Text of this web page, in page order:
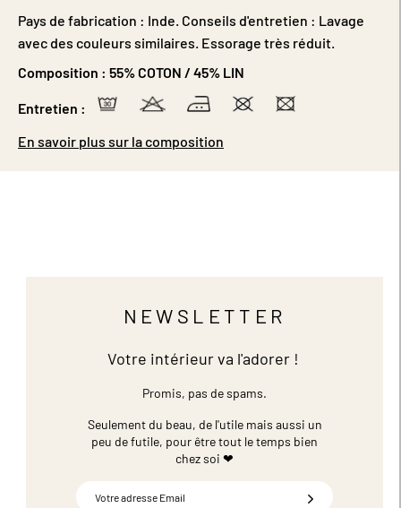
Pays de fabrication : Inde. Conseils d'entretien : Lavage
avec des couleurs similaires. Essorage très réduit.
Composition : 55% COTON / 45% LIN
Entretien :
En savoir plus sur la composition
NEWSLETTER
Votre intérieur va l'adorer !
Promis, pas de spams.
Seulement du beau, de l'utile mais aussi un
peu de futile, pour être tout le temps bien
chez soi ❤